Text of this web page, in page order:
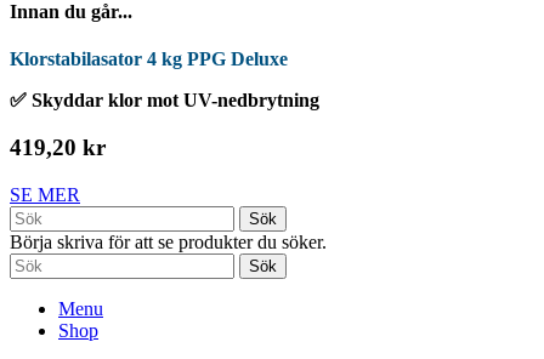
Innan du går...
Klorstabilasator 4 kg PPG Deluxe
✅ Skyddar klor mot UV-nedbrytning
419,20 kr
SE MER
Sök
Börja skriva för att se produkter du söker.
Sök
Menu
Shop